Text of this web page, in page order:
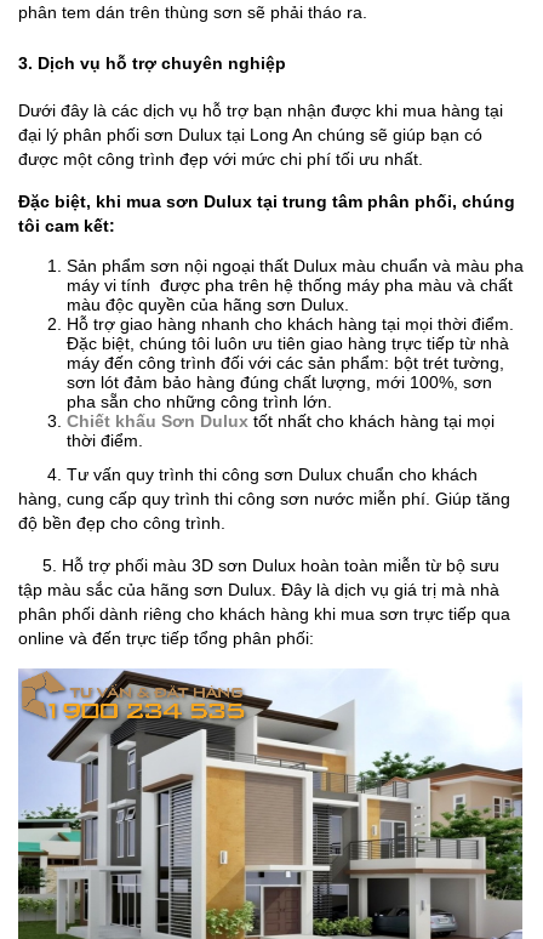
phân tem dán trên thùng sơn sẽ phải tháo ra.
3. Dịch vụ hỗ trợ chuyên nghiệp
Dưới đây là các dịch vụ hỗ trợ bạn nhận được khi mua hàng tại
đại lý phân phối sơn Dulux tại Long An chúng sẽ giúp bạn có
được một công trình đẹp với mức chi phí tối ưu nhất.
Đặc biệt, khi mua sơn Dulux tại trung tâm phân phối, chúng
tôi cam kết:
Sản phẩm sơn nội ngoại thất Dulux màu chuẩn và màu pha
máy vi tính được pha trên hệ thống máy pha màu và chất
màu độc quyền của hãng sơn Dulux.
Hỗ trợ giao hàng nhanh cho khách hàng tại mọi thời điểm.
Đặc biệt, chúng tôi luôn ưu tiên giao hàng trực tiếp từ nhà
máy đến công trình đối với các sản phẩm: bột trét tường,
sơn lót đảm bảo hàng đúng chất lượng, mới 100%, sơn
pha sẵn cho những công trình lớn.
Chiết khấu Sơn Dulux tốt nhất cho khách hàng tại mọi
thời điểm.
4. Tư vấn quy trình thi công sơn Dulux chuẩn cho khách
hàng, cung cấp quy trình thi công sơn nước miễn phí. Giúp tăng
độ bền đẹp cho công trình.
5. Hỗ trợ phối màu 3D sơn Dulux hoàn toàn miễn từ bộ sưu
tập màu sắc của hãng sơn Dulux. Đây là dịch vụ giá trị mà nhà
phân phối dành riêng cho khách hàng khi mua sơn trực tiếp qua
online và đến trực tiếp tổng phân phối: